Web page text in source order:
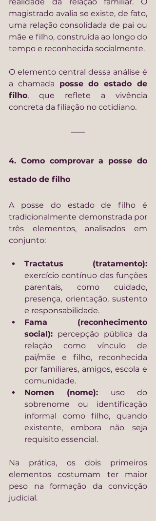
magistrado avalia se existe, de fato,
uma relação consolidada de pai ou
mãe e filho, construída ao longo do
tempo e reconhecida socialmente.
O elemento central dessa análise é
a chamada posse do estado de
filho, que reflete a vivência
concreta da filiação no cotidiano.
4. Como comprovar a posse do
estado de filho
A posse do estado de filho é
tradicionalmente demonstrada por
três elementos, analisados em
conjunto:
Tractatus (tratamento):
exercício contínuo das funções
parentais, como cuidado,
presença, orientação, sustento
e responsabilidade.
Fama (reconhecimento
social): percepção pública da
relação como vínculo de
pai/mãe e filho, reconhecida
por familiares, amigos, escola e
comunidade.
Nomen (nome): uso do
sobrenome ou identificação
informal como filho, quando
existente, embora não seja
requisito essencial.
Na prática, os dois primeiros
elementos costumam ter maior
peso na formação da convicção
judicial.